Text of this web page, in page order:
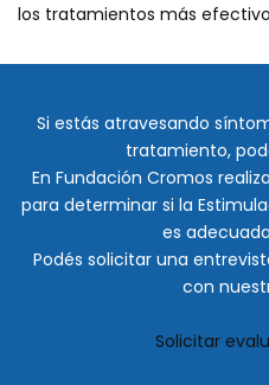
los tratamientos más
Si estás atravesando
tratamiento,
En Fundación Cromos
para determinar si la
es
Podés solicitar una
con
Solicitar